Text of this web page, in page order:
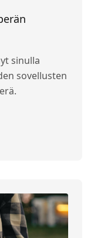
sinulla
sovellusten